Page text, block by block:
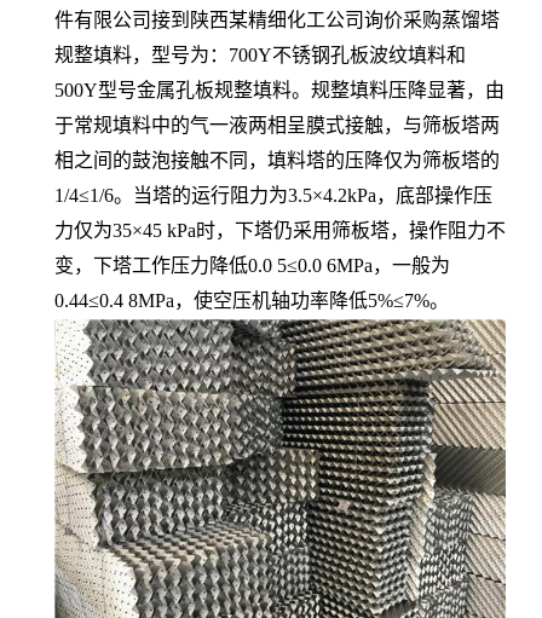
件有限公司接到陕西某精细化工公司询价采购蒸馏塔
规整填料，型号为：700Y不锈钢孔板波纹填料和
500Y型号金属孔板规整填料。规整填料压降显著，由
于常规填料中的气一液两相呈膜式接触，与筛板塔两
相之间的鼓泡接触不同，填料塔的压降仅为筛板塔的
1/4≤1/6。当塔的运行阻力为3.5×4.2kPa，底部操作压
力仅为35×45 kPa时，下塔仍采用筛板塔，操作阻力不
变，下塔工作压力降低0.0 5≤0.0 6MPa，一般为
0.44≤0.4 8MPa，使空压机轴功率降低5%≤7%。